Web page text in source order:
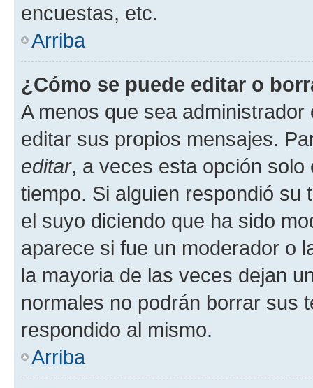
encuestas, etc.
Arriba
¿Cómo se puede editar o
A menos que sea
editar sus propios mensajes.
editar, a veces esta opción
tiempo. Si alguien respondió su
el suyo diciendo que ha sido
aparece si fue un moderador o
la mayoria de las veces dejan
normales no podrán borrar sus
respondido al mismo.
Arriba